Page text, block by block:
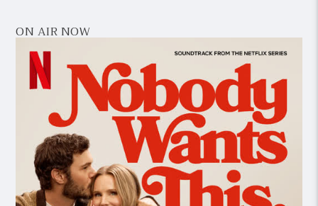
ON AIR NOW